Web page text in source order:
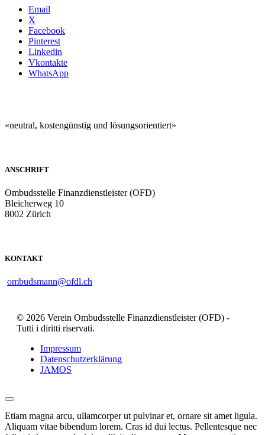
Email
X
Facebook
Pinterest
Linkedin
Vkontakte
WhatsApp
«neutral, kostengünstig und lösungsorientiert»
ANSCHRIFT
Ombudsstelle Finanzdienstleister (OFD)
Bleicherweg 10
8002 Zürich
KONTAKT
ombudsmann@ofdl.ch
© 2026 Verein Ombudsstelle Finanzdienstleister (OFD) -
Tutti i diritti riservati.
Impressum
Datenschutzerklärung
JAMOS
Etiam magna arcu, ullamcorper ut pulvinar et, ornare sit amet ligula.
Aliquam vitae bibendum lorem. Cras id dui lectus. Pellentesque nec